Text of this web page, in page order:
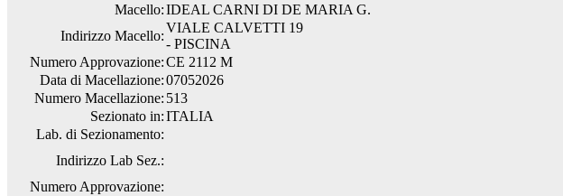
Macello:IDEAL CARNI DI DE MARIA G.
Indirizzo Macello:
VIALE CALVETTI 19
- PISCINA
Numero Approvazione:CE 2112 M
Data di Macellazione:07052026
Numero Macellazione: 513
Sezionato in:ITALIA
Lab. di Sezionamento:
Indirizzo Lab Sez.:
Numero Approvazione: